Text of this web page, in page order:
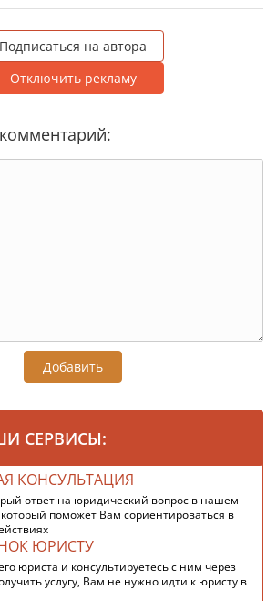
Подписаться на автора
Отключить рекламу
Добавить
СЕРВИСЫ:
КОНСУЛЬТАЦИЯ
ответ на юридический вопрос в нашем
поможет Вам сориентироваться в
ЮРИСТУ
юриста и консультируетесь с ним через
услугу, Вам не нужно идти к юристу в